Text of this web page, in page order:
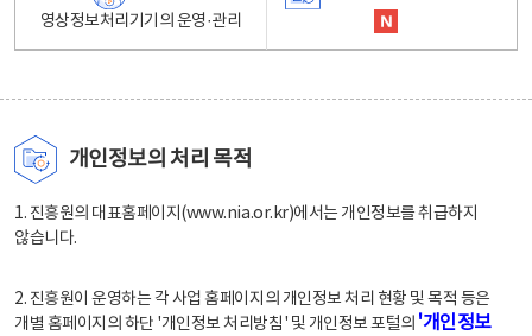
영상정보처리기기의 운영·관리
개인정보의 처리 목적
1. 진흥원의 대표홈페이지(www.nia.or.kr)에서는 개인정보를 취급하지
않습니다.
2. 진흥원이 운영하는 각 사업 홈페이지의 개인정보 처리 현황 및 목적 등은
개별 홈페이지의 하단 '개인정보 처리방침' 및 개인정보 포털의 '개인정보